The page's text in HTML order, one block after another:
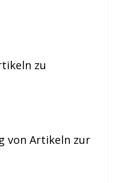
zu
von Artikeln zur